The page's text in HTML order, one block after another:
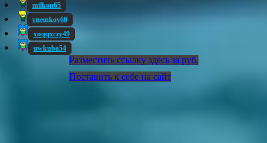
milkon65
vnemkov60
xnqqxczy49
uwkuba54
Разместить ссылку здесь за руб.
Поставить к себе на сайт